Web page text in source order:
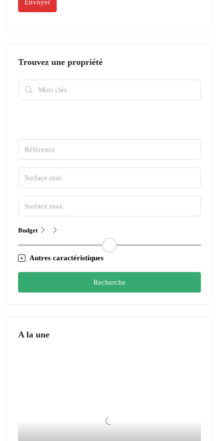
Trouvez une propriété
Budget
Autres caractéristiques
Recherche
A la une